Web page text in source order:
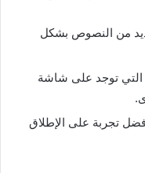
من النصوص بشكل
التي توجد على شاشة
تجربة على الإطلاق